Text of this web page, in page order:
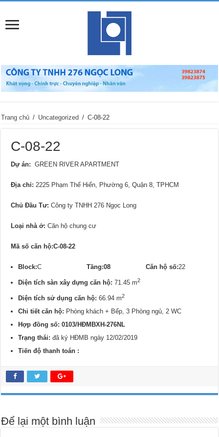
Trang chủ / Uncategorized / C-08-22
C-08-22
Dự án: GREEN RIVER APARTMENT
Địa chỉ: 2225 Phạm Thế Hiển, Phường 6, Quận 8, TPHCM
Chủ Đầu Tư: Công ty TNHH 276 Ngọc Long
Loại nhà ở: Căn hộ chung cư
Mã số căn hộ:C-08-22
Block:CTầng:08 Căn hộ số:22
Diện tích sàn xây dựng căn hộ:71.45 m2
Diện tích sử dụng căn hộ: 66.94 m2
Chi tiết căn hộ: Phòng khách + Bếp, 3 Phòng ngủ, 2 WC
Hợp đồng số: 0103/HĐMBXH-276NL
Trạng thái:đã ký HĐMB ngày 12/02/2019
Tiến độ thanh toán :
Để lại một bình luận